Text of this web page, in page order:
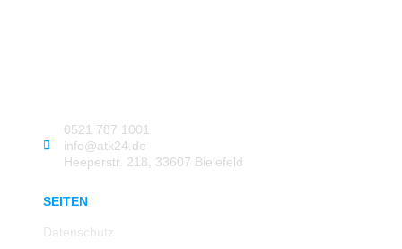
0521 787 1001
info@atk24.de
Heeperstr. 218, 33607 Bielefeld
SEITEN
Datenschutz